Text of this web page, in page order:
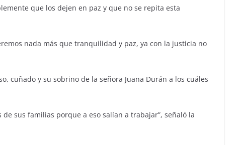
que los dejen en paz y que no se repita esta
nada más que tranquilidad y paz, ya con la justicia no
cuñado y su sobrino de la señora Juana Durán a los cuáles
sus familias porque a eso salían a trabajar”, señaló la